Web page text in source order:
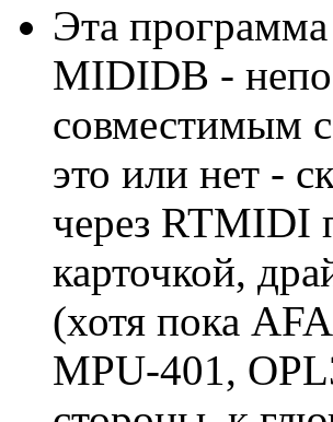
Эта
MIDIDB -
совместимым
это или нет -
через RTMIDI
карточкой,
(хотя пока
MPU-401,